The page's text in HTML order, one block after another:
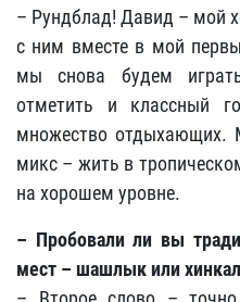
– Рундблад! Давид – мой
с ним вместе в мой
мы снова будем
отметить и классный
множество отдыхающих.
микс – жить в
на хорошем уровне.
– Пробовали ли вы
мест – шашлык или